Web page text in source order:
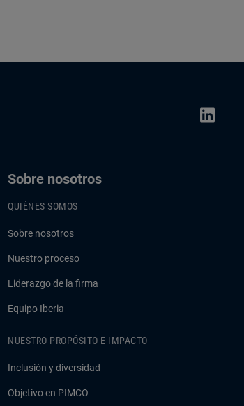
Sobre nosotros
QUIÉNES SOMOS
Sobre nosotros
Nuestro proceso
Liderazgo de la firma
Equipo Iberia
NUESTRO PROPÓSITO E IMPACTO
Inclusión y diversidad
Objetivo en PIMCO